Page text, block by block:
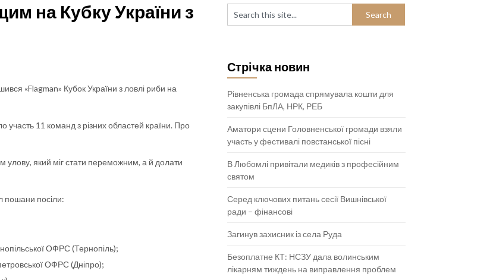
на Кубку України з
«Flagman» Кубок України з ловлі риби на
участь 11 команд з різних областей країни. Про
який міг стати переможним, а й долати
пошани посіли:
ОФРС (Тернопіль);
ОФРС (Дніпро);
Стрічка новин
Рівненська громада спрямувала кошти для
закупівлі БпЛА, НРК, РЕБ
Аматори сцени Головненської громади взяли
участь у фестивалі повстанської пісні
В Любомлі привітали медиків з професійним
святом
Серед ключових питань сесії Вишнівської
ради – фінансові
Загинув захисник із села Руда
Безоплатне КТ: НСЗУ дала волинським
лікарням тиждень на виправлення проблем